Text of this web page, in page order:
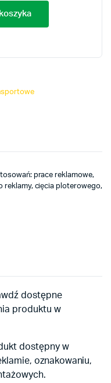
prace reklamowe,
reklamy, cięcia ploterowego,
dostępne
produktu w
dostępny w
oznakowaniu,